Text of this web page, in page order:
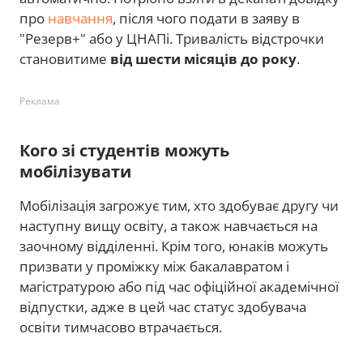
про навчання, після чого подати в заяву в
"Резерв+" або у ЦНАПі. Тривалість відстрочки
становитиме від шести місяців до року.
Реклама
Кого зі студентів можуть
мобілізувати
Мобілізація загрожує тим, хто здобуває другу чи
наступну вищу освіту, а також навчається на
заочному відділенні. Крім того, юнаків можуть
призвати у проміжку між бакалавратом і
магістратурою або під час офіційної академічної
відпустки, адже в цей час статус здобувача
освіти тимчасово втрачається.